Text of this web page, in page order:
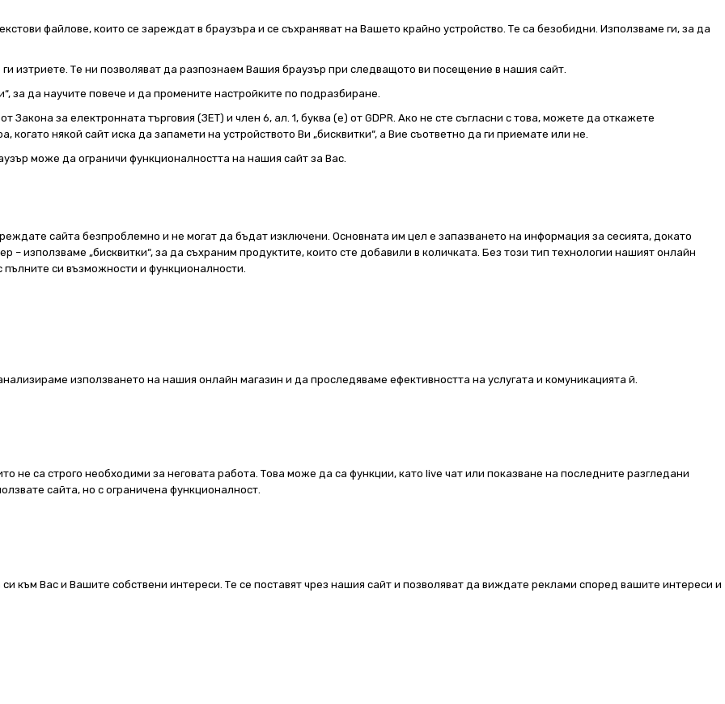
файлове, които се зареждат в браузъра и се съхраняват на Вашето крайно устройство. Те са безобидни. Използваме ги, за да
изтриете. Те ни позволяват да разпознаем Вашия браузър при следващото ви посещение в нашия сайт.
за да научите повече и да промените настройките по подразбиране.
Закона за електронната търговия (ЗЕТ) и член 6, ал. 1, буква (е) от GDPR. Ако не сте съгласни с това, можете да откажете
някой сайт иска да запамети на устройството Ви „бисквитки“, а Вие съответно да ги приемате или не.
може да ограничи функционалността на нашия сайт за Вас.
сайта безпроблемно и не могат да бъдат изключени. Основната им цел е запазването на информация за сесията, докато
използваме „бисквитки“, за да съхраним продуктите, които сте добавили в количката. Без този тип технологии нашият онлайн
пълните си възможности и функционалности.
използването на нашия онлайн магазин и да проследяваме ефективността на услугата и комуникацията й.
не са строго необходими за неговата работа. Това може да са функции, като live чат или показване на последните разгледани
сайта, но с ограничена функционалност.
към Вас и Вашите собствени интереси. Те се поставят чрез нашия сайт и позволяват да виждате реклами според вашите интереси и